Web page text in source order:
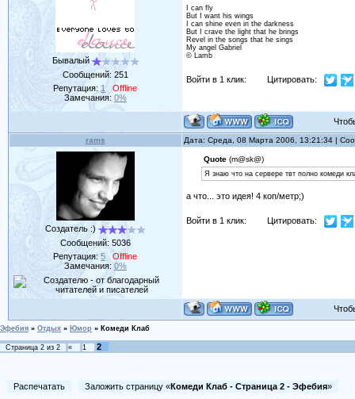
Бывалый
Сообщений: 251
Репутация: 1
Offline
Замечания: 0%
I can fly
But I want his wings
I can shine even in the darkness
But I crave the light that he brings
Revel in the songs that he sings
My angel Gabriel
© Lamb
Войти в 1 клик: Цитировать:
rams Дата: Среда, 08 Марта 2006, 13:21:34 |
Создатель :)
Сообщений: 5036
Репутация:5
Offline
Замечания: 0%
Quote(m@sk@)
Я знаю что на сервере твт полно комеди
а что... это идея! 4 коп/метр;)
Войти в 1 клик: Цитировать:
Эфебия » Отдых » Юмор » Комеди Клаб
Страница 2 из 2 « 1 2
Распечатать Заложить страницу «Комеди Клаб - Страница 2 - Эфебия»